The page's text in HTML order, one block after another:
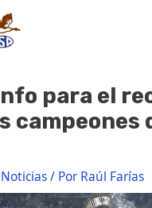
para el
campeones
Noticias/ Por Raúl Farías